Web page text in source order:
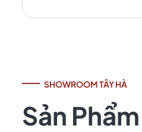
SHOWROOM TÂY HÀ
Sản